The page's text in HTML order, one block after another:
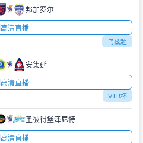
邦加罗尔
高清直播
乌兹超
安集延
高清直播
VTB杯
圣彼得堡泽尼特
高清直播